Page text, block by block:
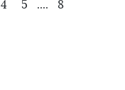
4 5 .... 8